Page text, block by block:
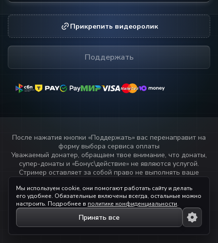
Прикрепить видеоролик
Поддержать
MasterCard
MasterCard
После нажатия кнопки «Поддержать» вас перенаправит на
форму выбора сервиса оплаты
Уважаемый донатер, обращаем твое внимание, что донаты,
супер-донаты и «Бонус\действие» не являются услугой.
Стример оставляет за собой право не выполнять ваше
данный сервис.
Прочитайправила стримера!
© 2023 — 2026 ihaqdonate.com
Мы используем cookie, они помогают работать сайту и делать
его удобнее. Обязательные включены всегда, остальные можно
настроить. Подробнее в политике конфиденциальности.
Принять все